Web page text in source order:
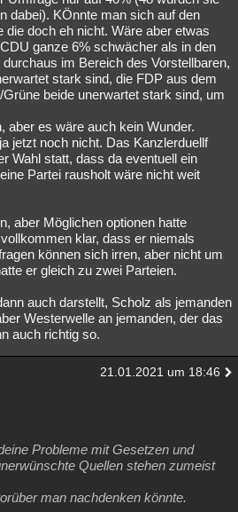
dabei). KÖnnte man sich auf den
die doch eh nicht. Wäre aber etwas
ganze 6% schwächer als in den
im Bereich des Vorstellbaren,
stark sind, die FDP aus dem
beide unerwartet stark sind, um
aber es wäre auch kein Wunder.
jetzt noch nicht. Das Kanzlerduellf
Wahl statt, dass da eventuell ein
Partei rausholt wäre nicht weit
aber Möglichen optionen hatte
klar, dass er niemals
können sich irren, aber nicht um
er gleich zu zwei Parteien.
auch darstellt, Scholz als jemanden
Westerwelle an jemanden, der das
auch richtig so.
21.01.2021 um 18:46
Probleme mit Gesetzen und
Quellen stehen zumeist
man nachdenken könnte.